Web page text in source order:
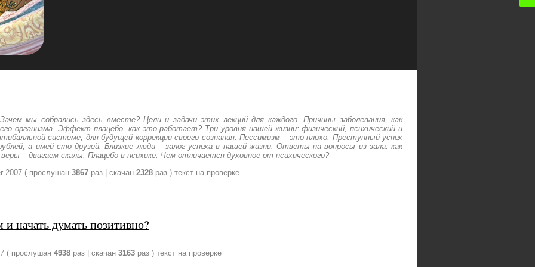
мы собрались здесь вместе? Цели и задачи этих лекций для каждого. Причины заболевания, как
организма. Эффект плацебо, как это работает? Три уровня нашей жизни: физический, психический и
системе, для будущей коррекции своего сознания. Пессимизм – это плохо. Преступный успех
а имей сто друзей. Близкие люди – залог успеха в нашей жизни. Ответы на вопросы из зала: как
– двигаем скалы. Плацебо в психике. Чем отличается духовное от психического?
2007 ( прослушан 3867 раз | скачан 2328 раз ) текст на проверке
начать думать позитивно?
( прослушан 4938 раз | скачан 3163 раз ) текст на проверке